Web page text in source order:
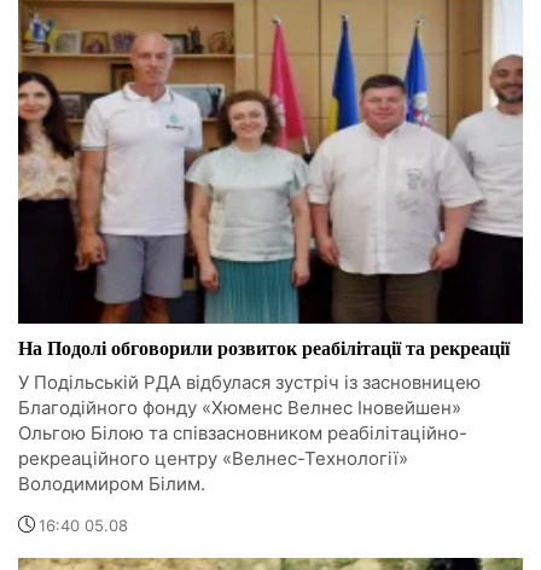
На Подолі обговорили розвиток реабілітації та рекреації
У Подільській РДА відбулася зустріч із засновницею
Благодійного фонду «Хюменс Велнес Іновейшен»
Ольгою Білою та співзасновником реабілітаційно-
рекреаційного центру «Велнес-Технології»
Володимиром Білим.
16:40 05.08